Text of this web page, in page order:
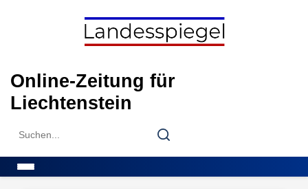
Online-Zeitung für
Liechtenstein
Search
Search